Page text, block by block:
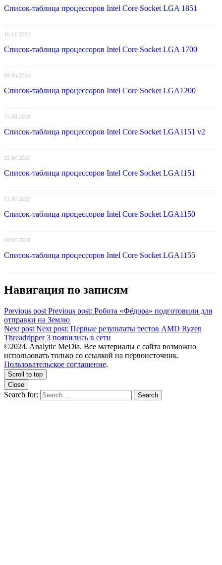
Список-таблица процессоров Intel Core Socket LGA 1851
10.11.2021
Список-таблица процессоров Intel Core Socket LGA 1700
04.05.2021
Список-таблица процессоров Intel Core Socket LGA1200
15.09.2020
Список-таблица процессоров Intel Core Socket LGA1151 v2
12.07.2020
Список-таблица процессоров Intel Core Socket LGA1151
11.07.2020
Список-таблица процессоров Intel Core Socket LGA1150
10.07.2020
Список-таблица процессоров Intel Core Socket LGA1155
Навигация по записям
Previous post Previous post: Робота «Фёдора» подготовили для
отправки на Землю
Next post Next post: Первые результаты тестов AMD Ryzen
Threadripper 3 появились в сети
©2024. Analytic MeDia. Все материалы с сайта возможно
использовать только со ссылкой на первоисточник.
Пользовательское соглашение.
Scroll to top
Close
Search for: Search